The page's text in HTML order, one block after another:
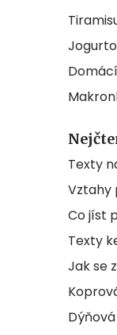
Texty
Vztahy
Co jíst
Texty
Jak se